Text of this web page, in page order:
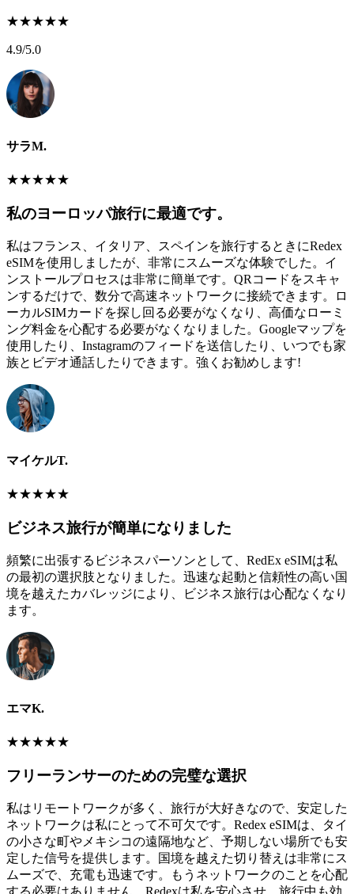
★★★★★
4.9/5.0
サラM.
★★★★★
私のヨーロッパ旅行に最適です。
私はフランス、イタリア、スペインを旅行するときにRedex
eSIMを使用しましたが、非常にスムーズな体験でした。イ
ンストールプロセスは非常に簡単です。QRコードをスキャ
ンするだけで、数分で高速ネットワークに接続できます。ロ
ーカルSIMカードを探し回る必要がなくなり、高価なローミ
ング料金を心配する必要がなくなりました。Googleマップを
使用したり、Instagramのフィードを送信したり、いつでも家
族とビデオ通話したりできます。強くお勧めします!
マイケルT.
★★★★★
ビジネス旅行が簡単になりました
頻繁に出張するビジネスパーソンとして、RedEx eSIMは私
の最初の選択肢となりました。迅速な起動と信頼性の高い国
境を越えたカバレッジにより、ビジネス旅行は心配なくなり
ます。
エマK.
★★★★★
フリーランサーのための完璧な選択
私はリモートワークが多く、旅行が大好きなので、安定した
ネットワークは私にとって不可欠です。Redex eSIMは、タイ
の小さな町やメキシコの遠隔地など、予期しない場所でも安
定した信号を提供します。国境を越えた切り替えは非常にス
ムーズで、充電も迅速です。もうネットワークのことを心配